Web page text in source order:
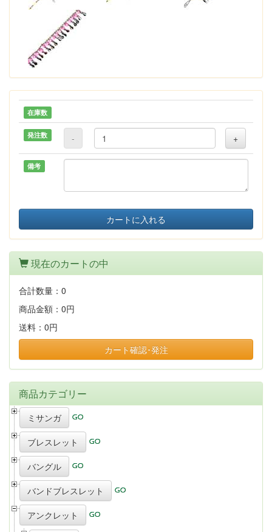
在庫数
発注数 - +
備考
カートに入れる
現在のカートの中
合計数量： 0
商品金額： 0円
送料： 0円
カート確認･発注
商品カテゴリー
ミサンガ
ブレスレット
バングル
バンドブレスレット
アンクレット